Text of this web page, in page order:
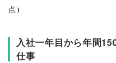
点）
入社一年目から年間
仕事